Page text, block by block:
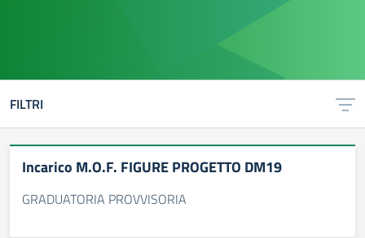
FILTRI
Incarico M.O.F. FIGURE PROGETTO DM19
GRADUATORIA PROVVISORIA